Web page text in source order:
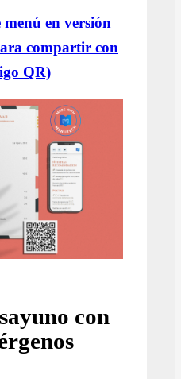
menú en versión
compartir con
QR)
con